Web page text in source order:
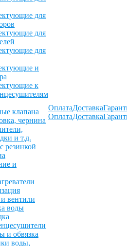
для
для
для
и
к
клапана
чернина
и т.д.
резинкой
и
вентили
воды
и обвязка
воды,
Оплата
Оплата
Доставка
Доставка